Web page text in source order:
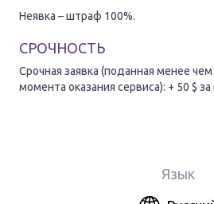
Неявка – штраф 100%.
СРОЧНОСТЬ
Срочная заявка (поданная менее чем
момента оказания сервиса): + 50 $
Язык